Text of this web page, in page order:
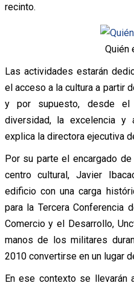
recinto.
Quién
Las actividades estarán
el acceso a la cultura a partir
y por supuesto, desde
diversidad, la excelencia y
explica la directora ejecutiva
Por su parte el encargado
centro cultural, Javier
edificio con una carga
para la Tercera Conferencia
Comercio y el Desarrollo,
manos de los militares
2010 convertirse en un lugar
En ese contexto se llevarán